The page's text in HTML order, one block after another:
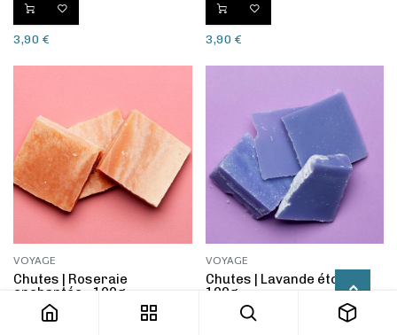
3,90 € 3,90 €
VOYAGE
​Chutes | Roseraie
enchantée - 100g
Parfum : Rose
Utilisation : Corps - Visage -
VOYAGE
​Chutes | Lavande étoilée -
100g
Parfum : Lavande et anis
Utilisation : Corps - Visage -